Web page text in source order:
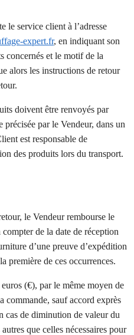
le service client à l’adresse
expert.fr, en indiquant son
concernés et le motif de la
alors les instructions de retour
doivent être renvoyés par
précisée par le Vendeur, dans un
est responsable de
des produits lors du transport.
le Vendeur rembourse le
compter de la date de réception
d’une preuve d’expédition
première de ces occurrences.
(€), par le même moyen de
commande, sauf accord exprès
cas de diminution de valeur du
que celles nécessaires pour